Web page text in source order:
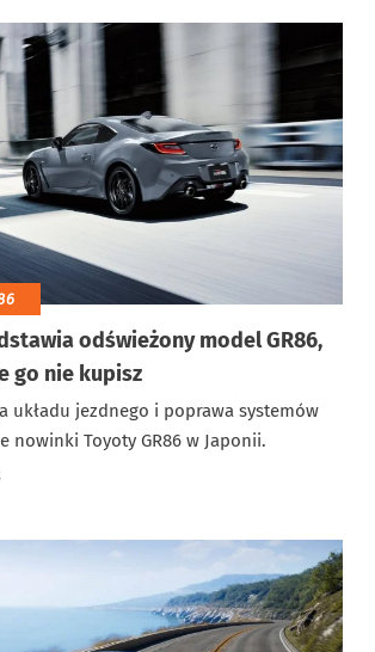
odświeżony model GR86,
go nie kupisz
układu jezdnego i poprawa systemów
nowinki Toyoty GR86 w Japonii.